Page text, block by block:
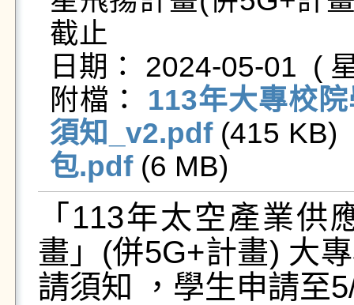
截止
日期： 2024-05-01  (
附檔： 113年大專校
須知_v2.pdf (415
包.pdf (6 MB)
「113年太空產業
畫」(併5G+計畫) 大
請須知 ，學生申請至